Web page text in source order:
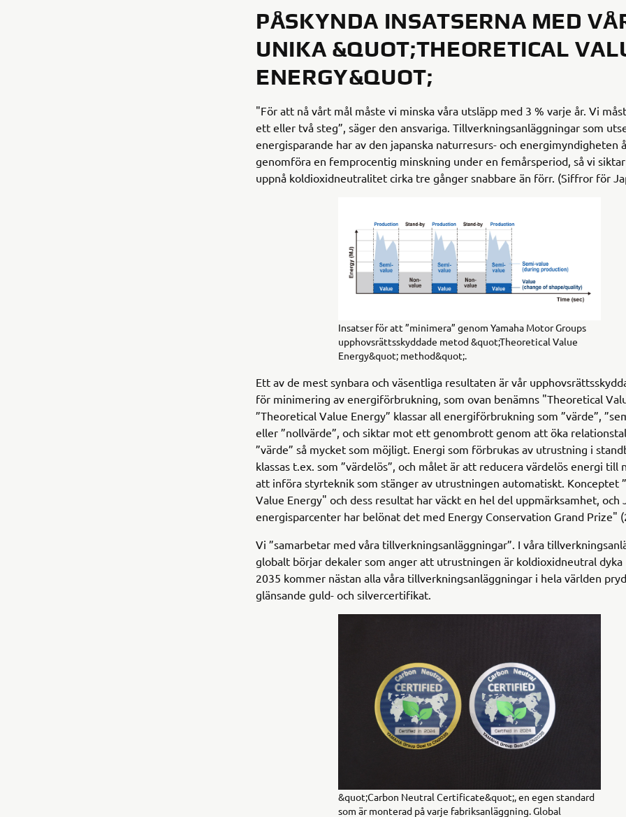
PÅSKYNDA INSATSERNA MED
UNIKA &QUOT;THEORETICAL
ENERGY&QUOT;
"För att nå vårt mål måste vi minska våra utsläpp med 3 % varje år. Vi
ett eller två steg”, säger den ansvariga. Tillverkningsanläggningar som
energisparande har av den japanska naturresurs- och energimyndigheten
genomföra en femprocentig minskning under en femårsperiod, så vi
uppnå koldioxidneutralitet cirka tre gånger snabbare än förr. (Siffror för
Insatser för att ”minimera” genom Yamaha Motor Groups
upphovsrättsskyddade metod &quot;Theoretical Value
Energy&quot; method&quot;.
Ett av de mest synbara och väsentliga resultaten är vår
för minimering av energiförbrukning, som ovan benämns "Theoretical
”Theoretical Value Energy” klassar all energiförbrukning som ”värde”,
eller ”nollvärde”, och siktar mot ett genombrott genom att öka
”värde” så mycket som möjligt. Energi som förbrukas av utrustning i
klassas t.ex. som ”värdelös”, och målet är att reducera värdelös energi till
att införa styrteknik som stänger av utrustningen automatiskt. Konceptet
Value Energy" och dess resultat har väckt en hel del uppmärksamhet, och
energisparcenter har belönat det med Energy Conservation Grand Prize"
Vi ”samarbetar med våra tillverkningsanläggningar”. I våra
globalt börjar dekaler som anger att utrustningen är koldioxidneutral dyka
2035 kommer nästan alla våra tillverkningsanläggningar i hela världen
glänsande guld- och silvercertifikat.
&quot;Carbon Neutral Certificate&quot;, en egen standard
som är monterad på varje fabriksanläggning. Global